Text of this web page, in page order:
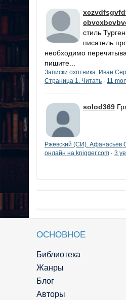
стиль
необходимо
пишите...
Записки охотника. Иван
Страница 1. Читать · 11
solod369
Ржевский (СИ). Афанасьев
онлайн на knigger.com · 3
ОСНОВНОЕ
Библиотека
Жанры
Блог
Авторы